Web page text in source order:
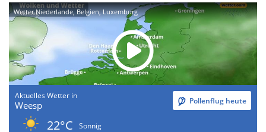
Wetter Niederlande, Belgien, Luxemburg
Aktuelles Wetter in
Weesp Pollenflug heute
22°C
Sonnig